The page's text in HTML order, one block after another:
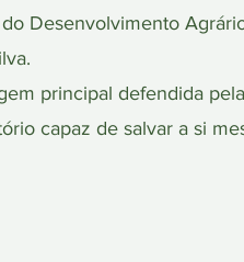
Desenvolvimento
principal defendida
capaz de salvar a si